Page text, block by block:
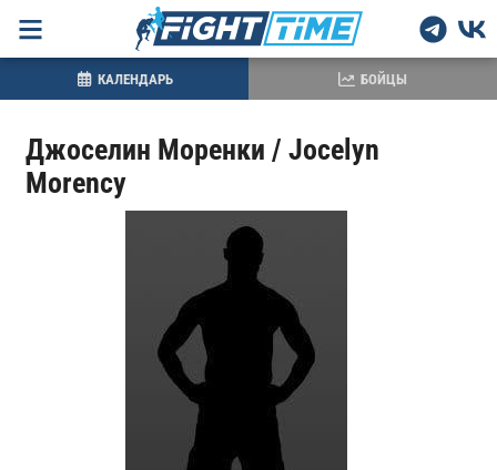
Джоселин Моренки / Jocelyn
Morency
КАЛЕНДАРЬ БОЙЦЫ